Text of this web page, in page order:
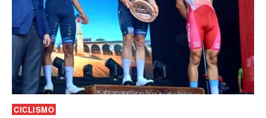
CICLISMO